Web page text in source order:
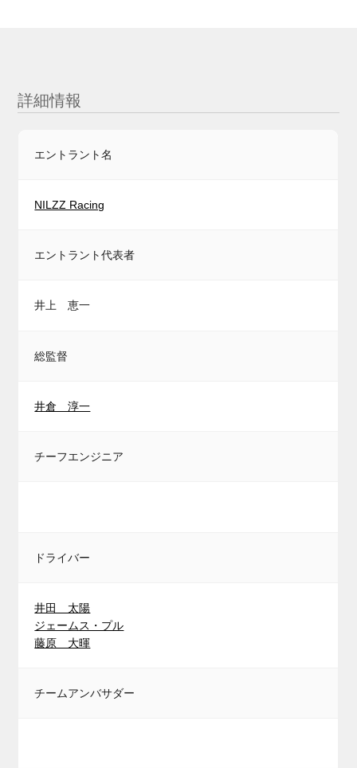
詳細情報
エントラント名
NILZZ Racing
エントラント代表者
井上 恵一
総監督
井倉 淳一
チーフエンジニア
ドライバー
井田 太陽
ジェームス・プル
藤原 大暉
チームアンバサダー